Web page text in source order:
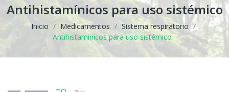
Antihistamínicos para uso sistémico
Inicio Medicamentos
Sistema respiratorio
Antihistamínicos para uso sistémico